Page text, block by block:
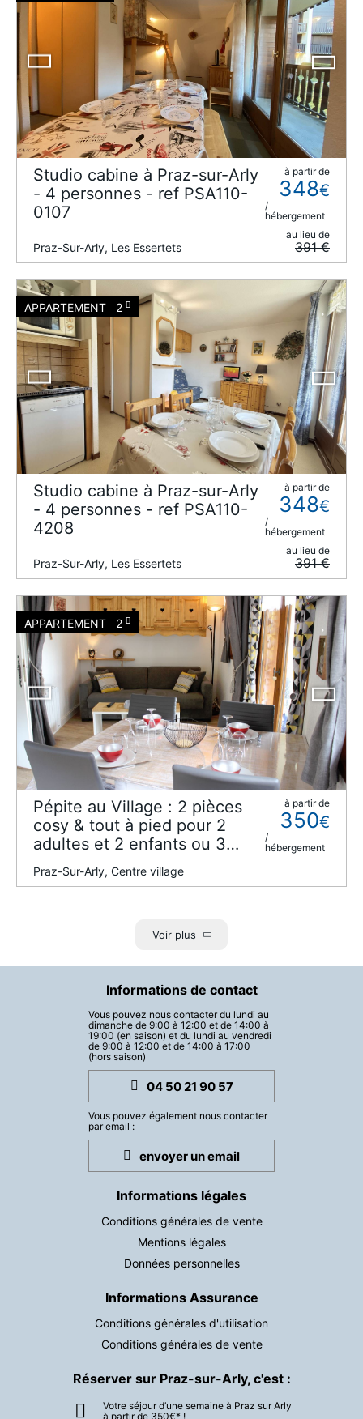
Studio cabine à Praz-sur-Arly
- 4 personnes - ref PSA110-
0107
Praz-Sur-Arly, Les Essertets
à partir de
348€
/
hébergement
au lieu de
391 €
APPARTEMENT 2
Studio cabine à Praz-sur-Arly
- 4 personnes - ref PSA110-
4208
Praz-Sur-Arly, Les Essertets
à partir de
348€
/
hébergement
au lieu de
391 €
APPARTEMENT 2
Pépite au Village : 2 pièces
cosy & tout à pied pour 2
adultes et 2 enfants ou 3
adultes et 1 enfant
Praz-Sur-Arly, Centre village
à partir de
350€
/
hébergement
Voir plus
Informations de contact
Vous pouvez nous contacter du lundi au
dimanche de 9:00 à 12:00 et de 14:00 à
19:00 (en saison) et du lundi au vendredi
de 9:00 à 12:00 et de 14:00 à 17:00
(hors saison)
04 50 21 90 57
Vous pouvez également nous contacter
par email :
envoyer un email
Informations légales
Conditions générales de vente
Mentions légales
Données personnelles
Informations Assurance
Conditions générales d'utilisation
Conditions générales de vente
Réserver sur Praz-sur-Arly, c'est :
Votre séjour d’une semaine à Praz sur Arly
à partir de 350€* !